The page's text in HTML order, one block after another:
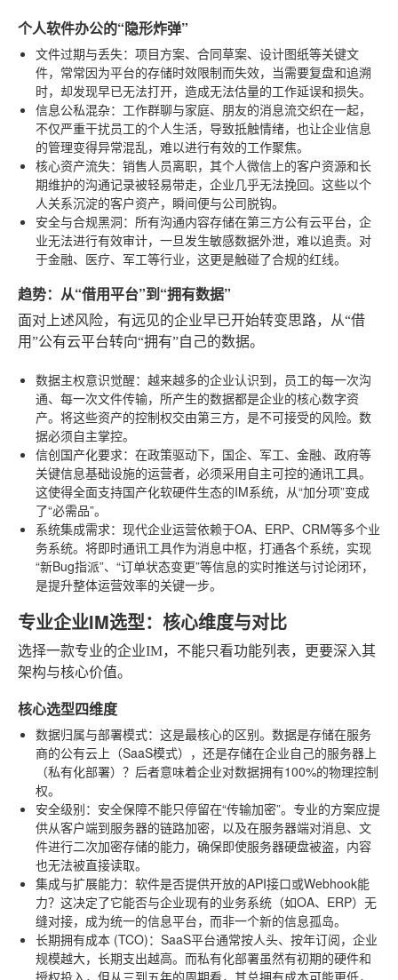
个人软件办公的“隐形炸弹”
文件过期与丢失：项目方案、合同草案、设计图纸等关键文
件，常常因为平台的存储时效限制而失效，当需要复盘和追溯
时，却发现早已无法打开，造成无法估量的工作延误和损失。
信息公私混杂：工作群聊与家庭、朋友的消息流交织在一起，
不仅严重干扰员工的个人生活，导致抵触情绪，也让企业信息
的管理变得异常混乱，难以进行有效的工作聚焦。
核心资产流失：销售人员离职，其个人微信上的客户资源和长
期维护的沟通记录被轻易带走，企业几乎无法挽回。这些以个
人关系沉淀的客户资产，瞬间便与公司脱钩。
安全与合规黑洞：所有沟通内容存储在第三方公有云平台，企
业无法进行有效审计，一旦发生敏感数据外泄，难以追责。对
于金融、医疗、军工等行业，这更是触碰了合规的红线。
趋势：从“借用平台”到“拥有数据”
面对上述风险，有远见的企业早已开始转变思路，从“借
用”公有云平台转向“拥有”自己的数据。
数据主权意识觉醒：越来越多的企业认识到，员工的每一次沟
通、每一次文件传输，所产生的数据都是企业的核心数字资
产。将这些资产的控制权交由第三方，是不可接受的风险。数
据必须自主掌控。
信创国产化要求：在政策驱动下，国企、军工、金融、政府等
关键信息基础设施的运营者，必须采用自主可控的通讯工具。
这使得全面支持国产化软硬件生态的IM系统，从“加分项”变成
了“必需品”。
系统集成需求：现代企业运营依赖于OA、ERP、CRM等多个业
务系统。将即时通讯工具作为消息中枢，打通各个系统，实现
“新Bug指派”、“订单状态变更”等信息的实时推送与讨论闭环，
是提升整体运营效率的关键一步。
专业企业IM选型：核心维度与对比
选择一款专业的企业IM，不能只看功能列表，更要深入其
架构与核心价值。
核心选型四维度
数据归属与部署模式：这是最核心的区别。数据是存储在服务
商的公有云上（SaaS模式），还是存储在企业自己的服务器上
（私有化部署）？后者意味着企业对数据拥有100%的物理控制
权。
安全级别：安全保障不能只停留在“传输加密”。专业的方案应提
供从客户端到服务器的链路加密，以及在服务器端对消息、文
件进行二次加密存储的能力，确保即使服务器硬盘被盗，内容
也无法被直接读取。
集成与扩展能力：软件是否提供开放的API接口或Webhook能
力？这决定了它能否与企业现有的业务系统（如OA、ERP）无
缝对接，成为统一的信息平台，而非一个新的信息孤岛。
长期拥有成本 (TCO)：SaaS平台通常按人头、按年订阅，企业
规模越大，长期支出越高。而私有化部署虽然有初期的硬件和
授权投入，但从三到五年的周期看，其总拥有成本可能更低，